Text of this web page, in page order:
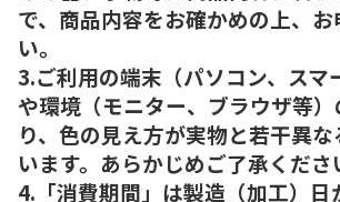
で、商品内容をお確かめの上、
い。
3.ご利用の端末（パソコン、スマ
や環境（モニター、ブラウザ等）
り、色の見え方が実物と若干異
います。あらかじめご了承くださ
4.「消費期間」は製造（加工）日